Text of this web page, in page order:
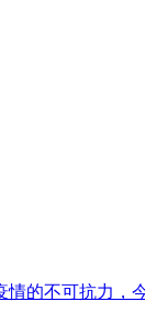
的不可抗力，